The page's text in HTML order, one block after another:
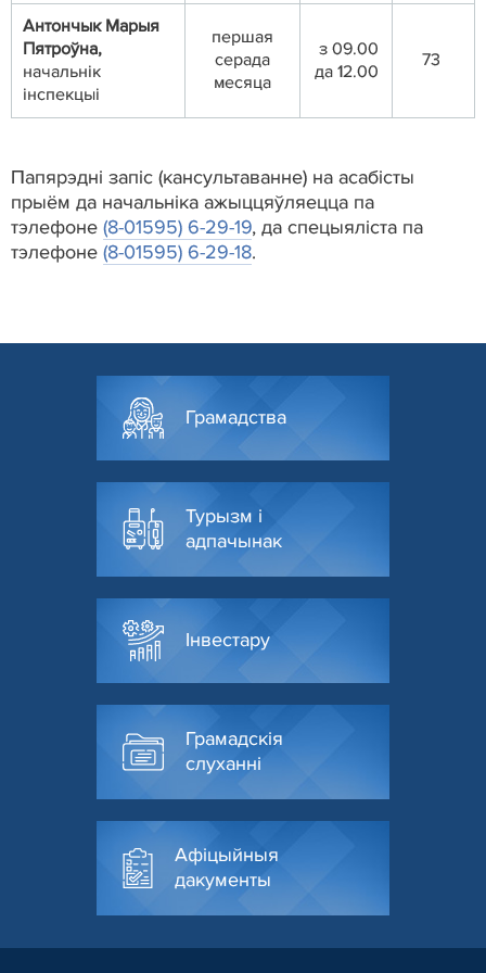
Антончык Марыя
Пятроўна,
начальнік
інспекцыі
першая
серада
месяца
з 09.00
да 12.00
73
Папярэдні запіс (кансультаванне) на асабісты
прыём да начальніка ажыццяўляецца па
тэлефоне (8-01595) 6-29-19, да спецыяліста па
тэлефоне (8-01595) 6-29-18.
Грамадства
Турызм і
адпачынак
Інвестару
Грамадскія
слуханні
Афіцыйныя
дакументы